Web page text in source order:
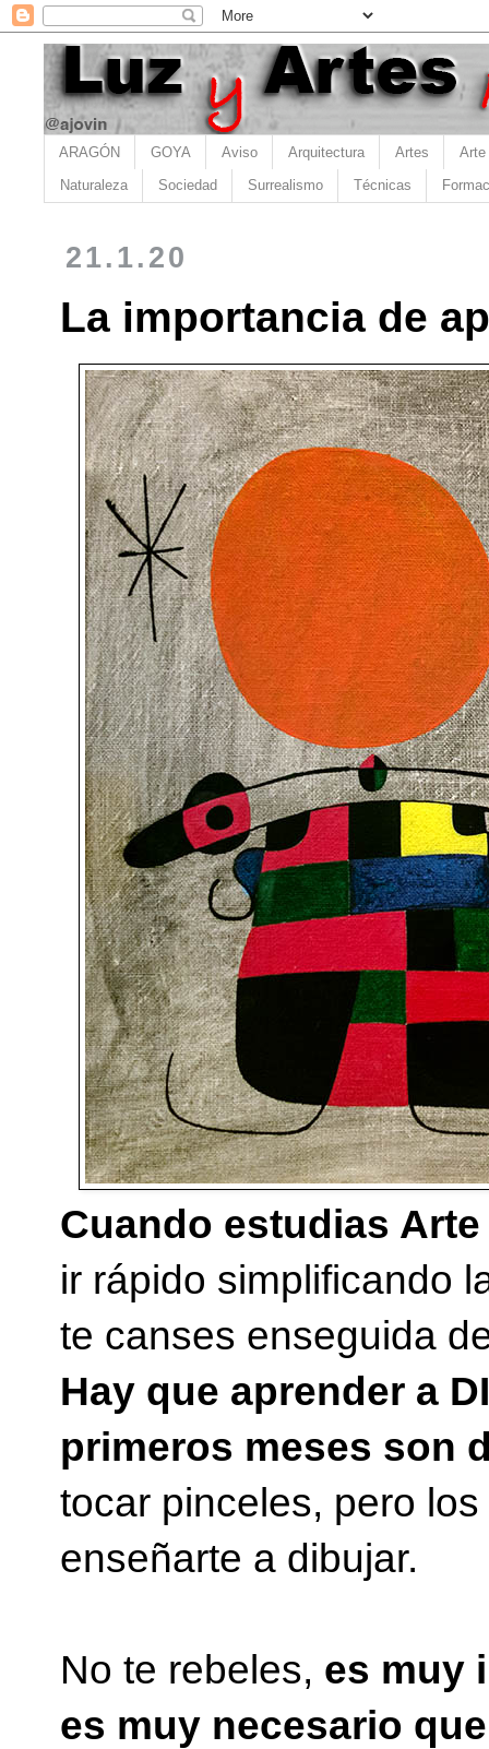
ARAGÓN GOYA Aviso Arquitectura Artes Arte
Naturaleza Sociedad Surrealismo Técnicas
21.1.20
La importancia de
Cuando estudias
ir rápido simplificando
te canses enseguida
Hay que aprender a
primeros meses son
tocar pinceles, pero
enseñarte a dibujar.
No te rebeles, es muy
es muy necesario